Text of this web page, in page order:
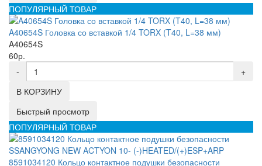
ПОПУЛЯРНЫЙ ТОВАР
A40654S Головка со вставкой 1/4 TORX (T40, L=38 мм)
A40654S
60р.
-
+
В КОРЗИНУ
Быстрый просмотр
ПОПУЛЯРНЫЙ ТОВАР
8591034120 Кольцо контактное подушки безопасности